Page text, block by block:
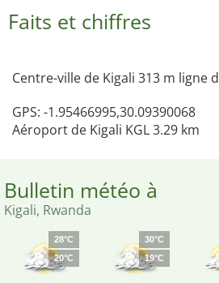
Faits et chiffres
Centre-ville de Kigali 313 m ligne
GPS: -1.95466995,30.09390068
Aéroport de Kigali KGL 3.29 km
Bulletin météo à
Kigali, Rwanda
28°C
20°C
30°C
19°C